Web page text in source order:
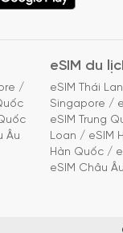
/
Âu
eSIM du
eSIM Thái Lan
Singapore /
eSIM Trung
Loan / eSIM
Hàn Quốc /
eSIM Châu Âu